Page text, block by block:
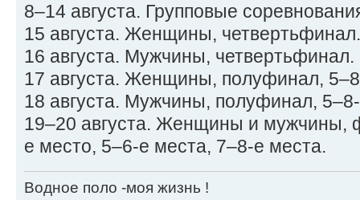
8–14 августа. Групповые
15 августа. Женщины, четвертьфинал.
16 августа. Мужчины, четвертьфинал.
17 августа. Женщины, полуфинал,
18 августа. Мужчины, полуфинал,
19–20 августа. Женщины и мужчины,
е место, 5–6-е места, 7–8-е места.
Водное поло -моя жизнь !